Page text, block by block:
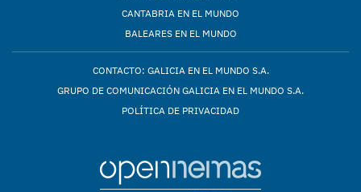
CANTABRIA EN EL MUNDO
BALEARES EN EL MUNDO
CONTACTO: GALICIA EN EL MUNDO S.A.
GRUPO DE COMUNICACIÓN GALICIA EN EL MUNDO S.A.
POLÍTICA DE PRIVACIDAD